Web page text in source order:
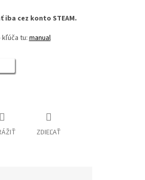
cez konto STEAM.
kľúča tu:manual
ZDIEĽAŤ